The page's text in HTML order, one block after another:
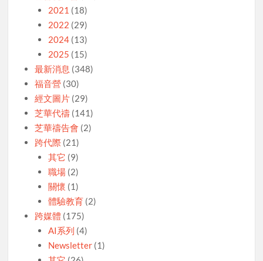
2021 (18)
2022 (29)
2024(13)
2025 (15)
最新消息 (348)
福音營 (30)
經文圖片 (29)
芝華代禱 (141)
芝華禱告會 (2)
跨代際 (21)
其它 (9)
職場(2)
關懷 (1)
體驗教育(2)
跨媒體 (175)
AI系列 (4)
Newsletter(1)